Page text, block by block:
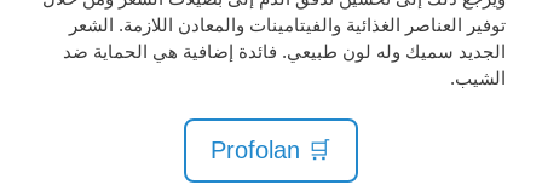
توفير العناصر الغذائية والفيتامينات والمعادن اللازمة. الشعر
الجديد سميك وله لون طبيعي. فائدة إضافية هي الحماية ضد
الشيب.
🛒 Profolan